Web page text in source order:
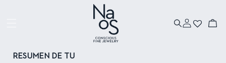
sesión
Carrito
RESUMEN DE TU